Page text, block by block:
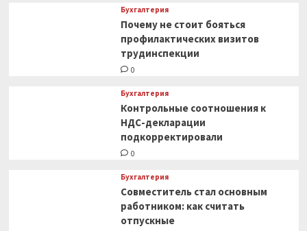
Бухгалтерия
Почему не стоит бояться
профилактических визитов
трудинспекции
0
Бухгалтерия
Контрольные соотношения к
НДС-декларации
подкорректировали
0
Бухгалтерия
Совместитель стал основным
работником: как считать
отпускные